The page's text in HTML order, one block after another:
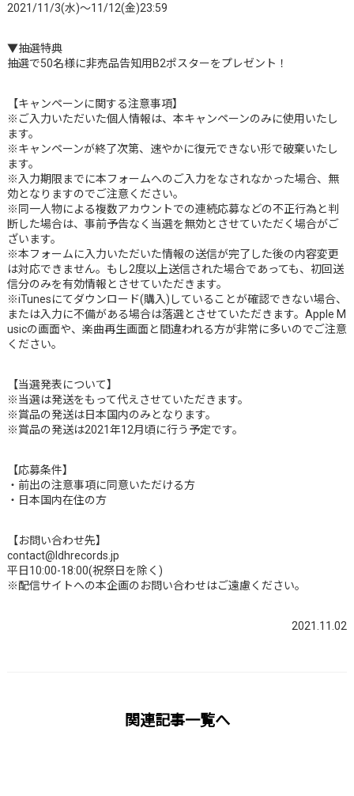
2021/11/3(水)～11/12(金)23:59
▼抽選特典
抽選で50名様に非売品告知用B2ポスターをプレゼント！
【キャンペーンに関する注意事項】
※ご入力いただいた個人情報は、本キャンペーンのみに使用いたし
ます。
※キャンペーンが終了次第、速やかに復元できない形で破棄いたし
ます。
※入力期限までに本フォームへのご入力をなされなかった場合、無
効となりますのでご注意ください。
※同一人物による複数アカウントでの連続応募などの不正行為と判
断した場合は、事前予告なく当選を無効とさせていただく場合がご
ざいます。
※本フォームに入力いただいた情報の送信が完了した後の内容変更
は対応できません。もし2度以上送信された場合であっても、初回送
信分のみを有効情報とさせていただきます。
※iTunesにてダウンロード(購入)していることが確認できない場合、
または入力に不備がある場合は落選とさせていただきます。Apple M
usicの画面や、楽曲再生画面と間違われる方が非常に多いのでご注意
ください。
【当選発表について】
※当選は発送をもって代えさせていただきます。
※賞品の発送は日本国内のみとなります。
※賞品の発送は2021年12月頃に行う予定です。
【応募条件】
・前出の注意事項に同意いただける方
・日本国内在住の方
【お問い合わせ先】
contact@ldhrecords.jp
平日10:00-18:00(祝祭日を除く)
※配信サイトへの本企画のお問い合わせはご遠慮ください。
2021.11.02
関連記事一覧へ